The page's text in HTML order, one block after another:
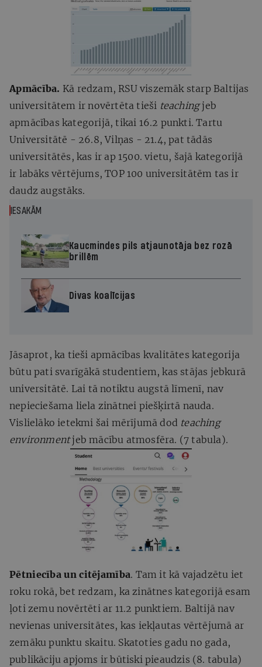
Apmācība. Kā redzam, RSU viszemāk starp Baltijas
universitātem ir novērtēta tieši teachingjeb
apmācības kategorijā, tikai 16.2 punkti. Tartu
Universitātē - 26.8, Vilņas - 21.4, pat tādās
universitātēs, kas ir ap 1500. vietu, šajā kategorijā
ir labāks vērtējums, TOP 100 universitātēm tas ir
daudz augstāks.
IESAKĀM
Kaucmindes pils atjaunotāja bez rozā
brillēm
Divas koalīcijas
Jāsaprot, ka tieši apmācības kvalitātes kategorija
būtu pati svarīgākā studentiem, kas stājas jebkurā
universitātē. Lai tā notiktu augstā līmenī, nav
nepieciešama liela zinātnei piešķirtā nauda.
Vislielāko ietekmi šai mērījumā dod teaching
environmentjeb mācību atmosfēra. (7 tabula).
Pētniecība un citējamība. Tam it kā vajadzētu iet
roku rokā, bet redzam, ka zinātnes kategorijā esam
ļoti zemu novērtēti ar 11.2 punktiem. Baltijā nav
nevienas universitātes, kas iekļautas vērtējumā ar
zemāku punktu skaitu. Skatoties gadu no gada,
publikāciju apjoms ir būtiski pieaudzis (8. tabula)